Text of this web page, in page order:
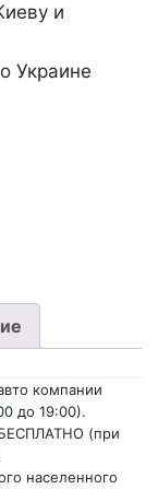
и
Украине
компании
до 19:00).
(при
населенного